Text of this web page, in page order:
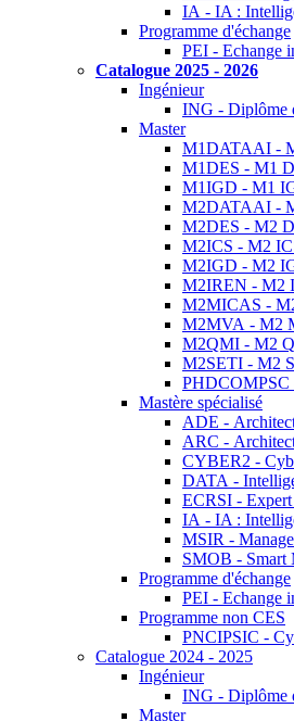
IA - IA :
Programme d'échange
PEI - Echange
Catalogue 2025 - 2026
Ingénieur
ING - Diplôme
Master
M1DATAAI -
M1DES - M1
M1IGD - M1
M2DATAAI -
M2DES - M2
M2ICS - M2
M2IGD - M2
M2IREN - M2
M2MICAS -
M2MVA - M2
M2QMI - M2
M2SETI - M2
PHDCOMPSC
Mastère spécialisé
ADE -
ARC -
CYBER2 -
DATA -
ECRSI - Expert
IA - IA :
MSIR -
SMOB - Smart
Programme d'échange
PEI - Echange
Programme non CES
PNCIPSIC -
Catalogue 2024 - 2025
Ingénieur
ING - Diplôme
Master